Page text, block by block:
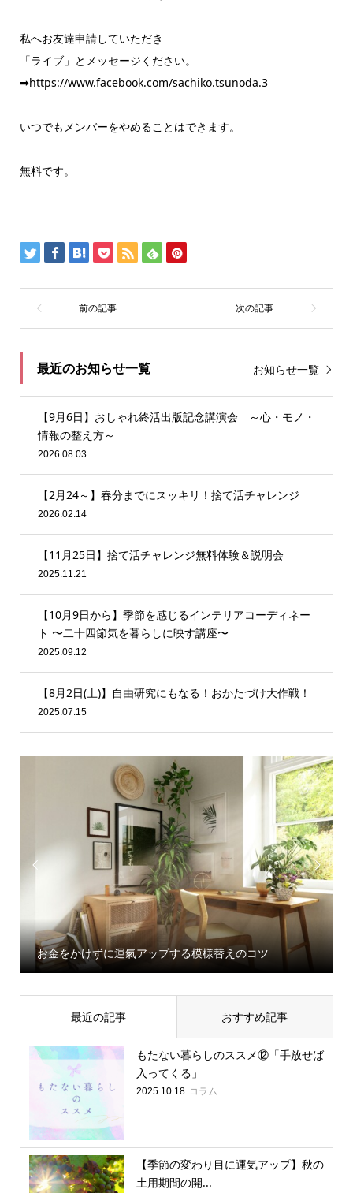
私へお友達申請していただき
「ライブ」とメッセージください。
➡https://www.facebook.com/sachiko.tsunoda.3
いつでもメンバーをやめることはできます。
無料です。
最近のお知らせ一覧 お知らせ一覧
【9月6日】おしゃれ終活出版記念講演会 ～心・モノ・
情報の整え方～
2026.08.03
【2月24～】春分までにスッキリ！捨て活チャレンジ
2026.02.14
【11月25日】捨て活チャレンジ無料体験＆説明会
2025.11.21
【10月9日から】季節を感じるインテリアコーディネー
ト 〜二十四節気を暮らしに映す講座〜
2025.09.12
【8月2日(土)】自由研究にもなる！おかたづけ大作戦！
2025.07.15

お金をかけずに運氣アップする模様替えのコツ

最近の記事 おすすめ記事
もたない暮らしのススメ⑫「手放せば
入ってくる」
2025.10.18 コラム
【季節の変わり目に運気アップ】秋の
土用期間の開...